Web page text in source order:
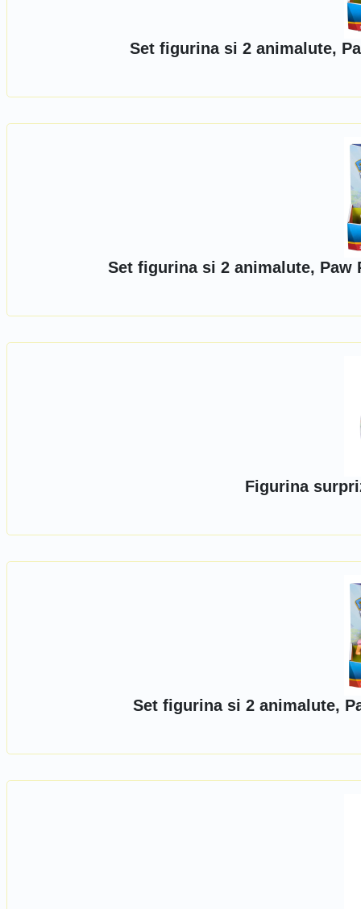
Set figurina si 2 animalute,
Set figurina si 2 animalute, Paw
Figurina
Set figurina si 2 animalute,